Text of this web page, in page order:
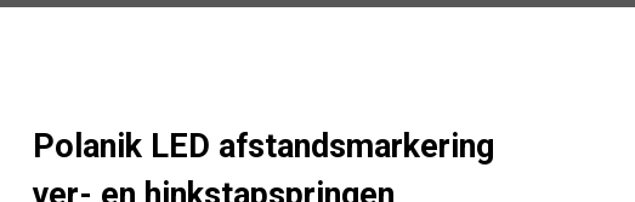
Polanik LED afstandsmarkering